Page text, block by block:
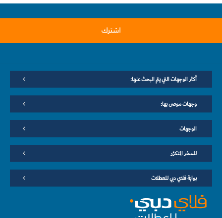
اشترك
أكثر الوجهات التي يتم البحث عنها:
وجهات موصى بها:
الوجهات
للسفر المتكرّر
بوابة فلاي دبي للعطلات